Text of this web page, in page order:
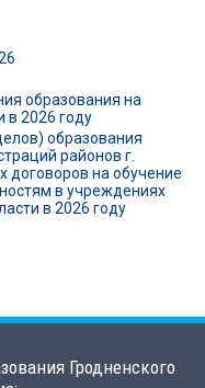
образования на
в 2026 году
образования
районов г.
договоров на обучение
в учреждениях
в 2026 году
Гродненского